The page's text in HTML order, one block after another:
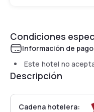
Condiciones
Información de pago
Este hotel no
Descripción
Cadena hotelera: